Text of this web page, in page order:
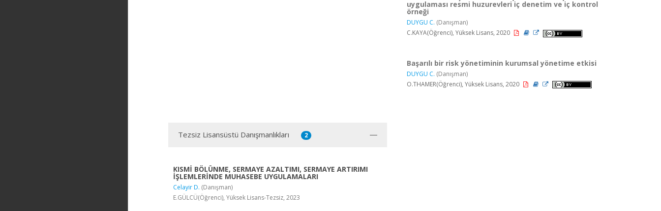
uygulaması resmi huzurevleri iç denetim ve iç kontrol
örneği
DUYGU C. (Danışman)
C.KAYA(Öğrenci), Yüksek Lisans, 2020
Başarılı bir risk yönetiminin kurumsal yönetime etkisi
DUYGU C. (Danışman)
O.THAMER(Öğrenci), Yüksek Lisans, 2020
Tezsiz Lisansüstü Danışmanlıkları 2
KISMİ BÖLÜNME, SERMAYE AZALTIMI, SERMAYE ARTIRIMI
İŞLEMLERİNDE MUHASEBE UYGULAMALARI
Celayir D. (Danışman)
E.GÜLCÜ(Öğrenci), Yüksek Lisans-Tezsiz, 2023